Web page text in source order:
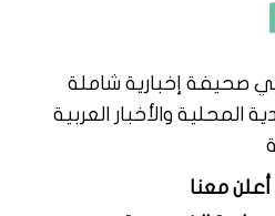
صحيفة إخبارية شاملة
والأخبار العربية
أعلن معنا